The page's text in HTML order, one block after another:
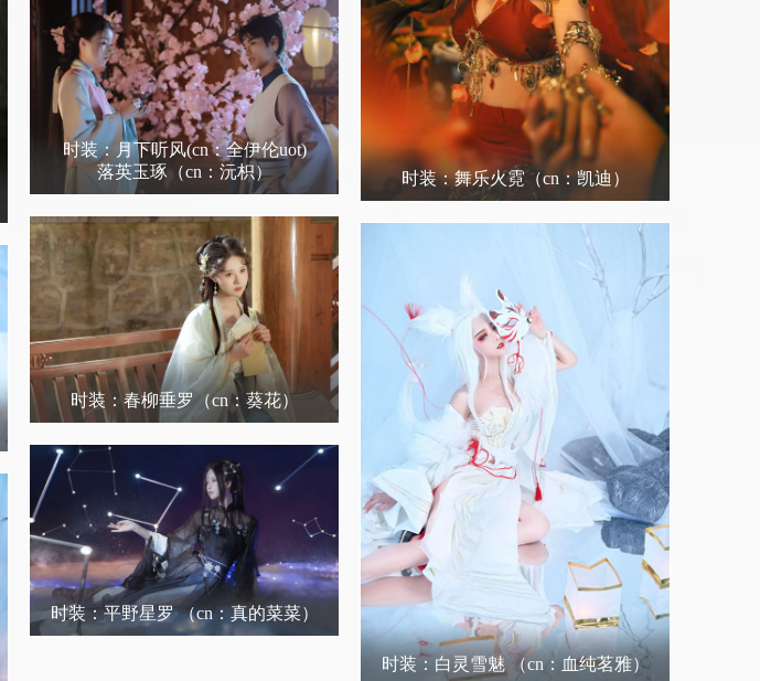
时装：舞乐火霓（cn：凯迪）
时装：月下听风(cn：全伊伦uot)
落英玉琢（cn：沅枳）
时装：春柳垂罗 （cn：葵花）
时装：白灵雪魅（cn：血纯茗雅）
时装：平野星罗（cn：真的菜菜）